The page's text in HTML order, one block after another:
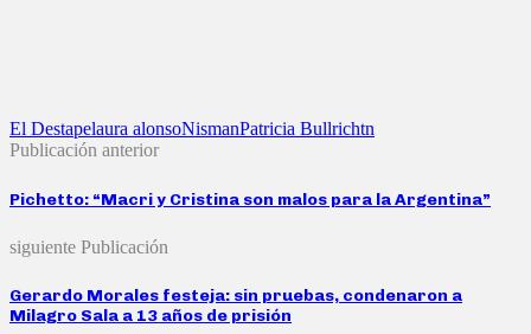
El Destapelaura alonsoNismanPatricia Bullrichtn
Publicación anterior
Pichetto: “Macri y Cristina son malos para la Argentina”
siguiente Publicación
Gerardo Morales festeja: sin pruebas, condenaron a
Milagro Sala a 13 años de prisión